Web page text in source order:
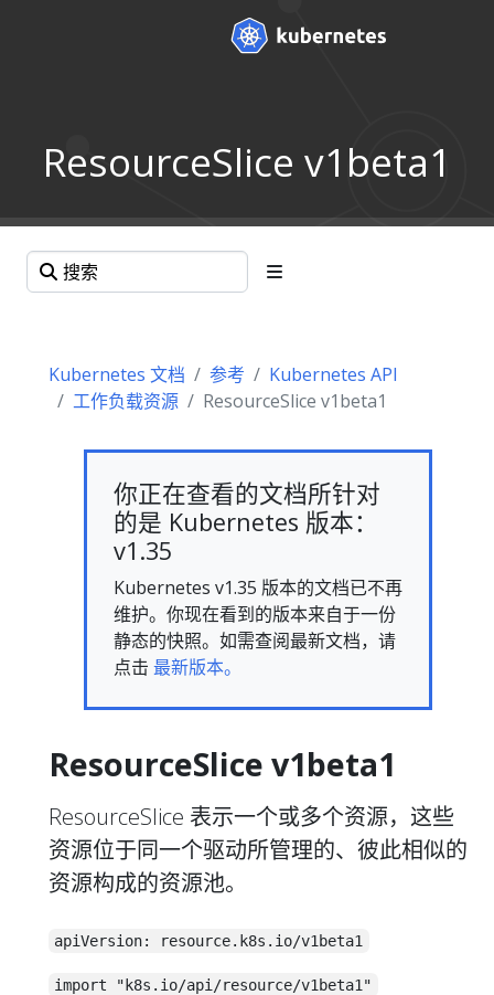
ResourceSlice v1beta1
Kubernetes 文档 参考
Kubernetes API
工作负载资源
ResourceSlice v1beta1
你正在查看的文档所针对
的是 Kubernetes 版本：
v1.35
Kubernetes v1.35 版本的文档已不再
维护。你现在看到的版本来自于一份
静态的快照。如需查阅最新文档，请
点击 最新版本。
ResourceSlice v1beta1
ResourceSlice 表示一个或多个资源，这些
资源位于同一个驱动所管理的、彼此相似的
资源构成的资源池。
apiVersion: resource.k8s.io/v1beta1
import "k8s.io/api/resource/v1beta1"